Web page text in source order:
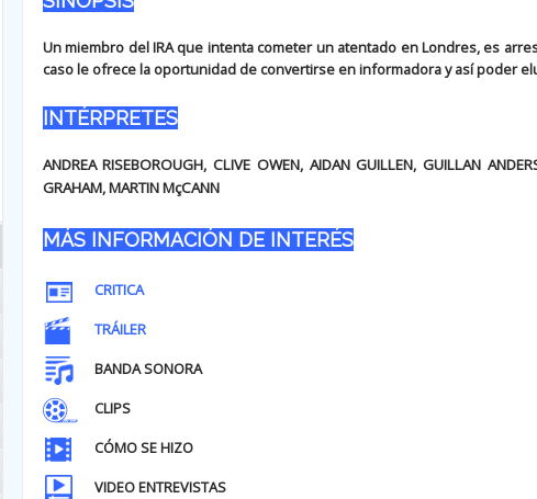
Un miembro del IRA que intenta cometer un atentado en Londres, es
caso le ofrece la oportunidad de convertirse en informadora y así poder
INTÉRPRETES
ANDREA RISEBOROUGH, CLIVE OWEN, AIDAN GUILLEN, GUILLAN
GRAHAM, MARTIN MçCANN
MÁS INFORMACIÓN DE INTERÉS
CRITICA
TRÁILER
BANDA SONORA
CLIPS
CÓMO SE HIZO
VIDEO ENTREVISTAS